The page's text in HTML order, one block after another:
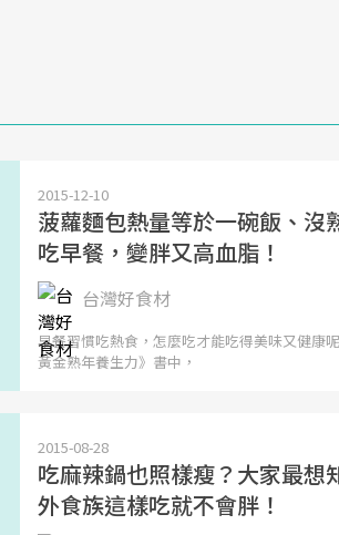
2015-12-10
菠蘿麵包熱量等於一碗飯、沒
吃早餐，變胖又高血脂！
台灣好食材
早餐習慣吃熱食，怎麼吃才能吃得美味又健康
黃金熟年養生力》書中，
2015-08-28
吃麻辣鍋也照樣瘦？大家最想
外食族這樣吃就不會胖！
面對超高
向「健康
心議題。
2025年，
康新生活